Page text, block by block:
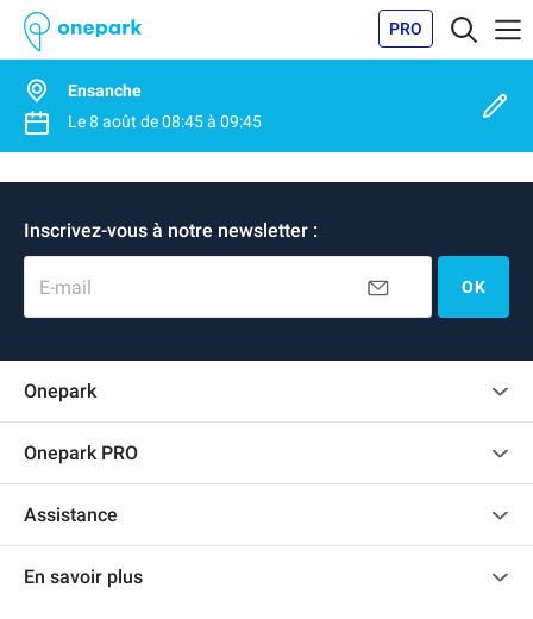
PRO
Ensanche
Le8 août de08:45à 09:45
Inscrivez-vous à notre newsletter :
E-mail OK
Onepark
Recrutement
Onepark PRO
Accéder à mon espace partenaire
Assistance
Centre d'aide
En savoir plus